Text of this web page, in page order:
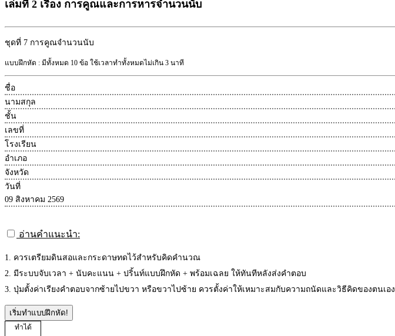
เล่มที่ 2 เรื่อง การคูณและการหารจำนวนนับ
ชุดที่ 7 การคูณจำนวนนับ
แบบฝึกหัด : มีทั้งหมด 10 ข้อ ใช้เวลาทำทั้งหมดไม่เกิน 3 นาที
ชื่อ
นามสกุล
ชั้น
เลขที่
โรงเรียน
อำเภอ
จังหวัด
วันที่
09 สิงหาคม 2569
อ่านคำแนะนำ:
1. ควรเตรียมดินสอและกระดาษทดไว้สำหรับคิดคำนวณ
2. มีระบบจับเวลา + นับคะแนน + ปริ้นท์แบบฝึกหัด + พร้อมเฉลย ให้ทันทีหลังส่งคำตอบ
3. ปุ่มตั้งค่าเรียงคำตอบจากซ้ายไปขวา หรือขวาไปซ้าย ควรตั้งค่าให้เหมาะสมกับความถนัดและวิธีคิดของตนเอง
เริ่มทำแบบฝึกหัด!
ทำได้